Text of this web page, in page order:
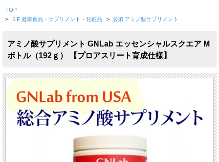
TOP
> ３F 健康食品・サプリメント・化粧品 > 必須 アミノ酸サプリメント
アミノ酸サプリメント GNLab エッセンシャルスクエア M
ボトル（192ｇ） 【プロアスリート育成仕様】